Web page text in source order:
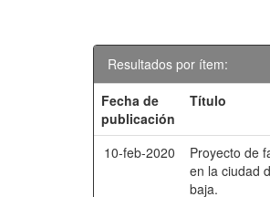
Resultados por ítem:
Fecha de
publicación
Título
10-feb-2020
Proyecto de
en la ciudad
baja.